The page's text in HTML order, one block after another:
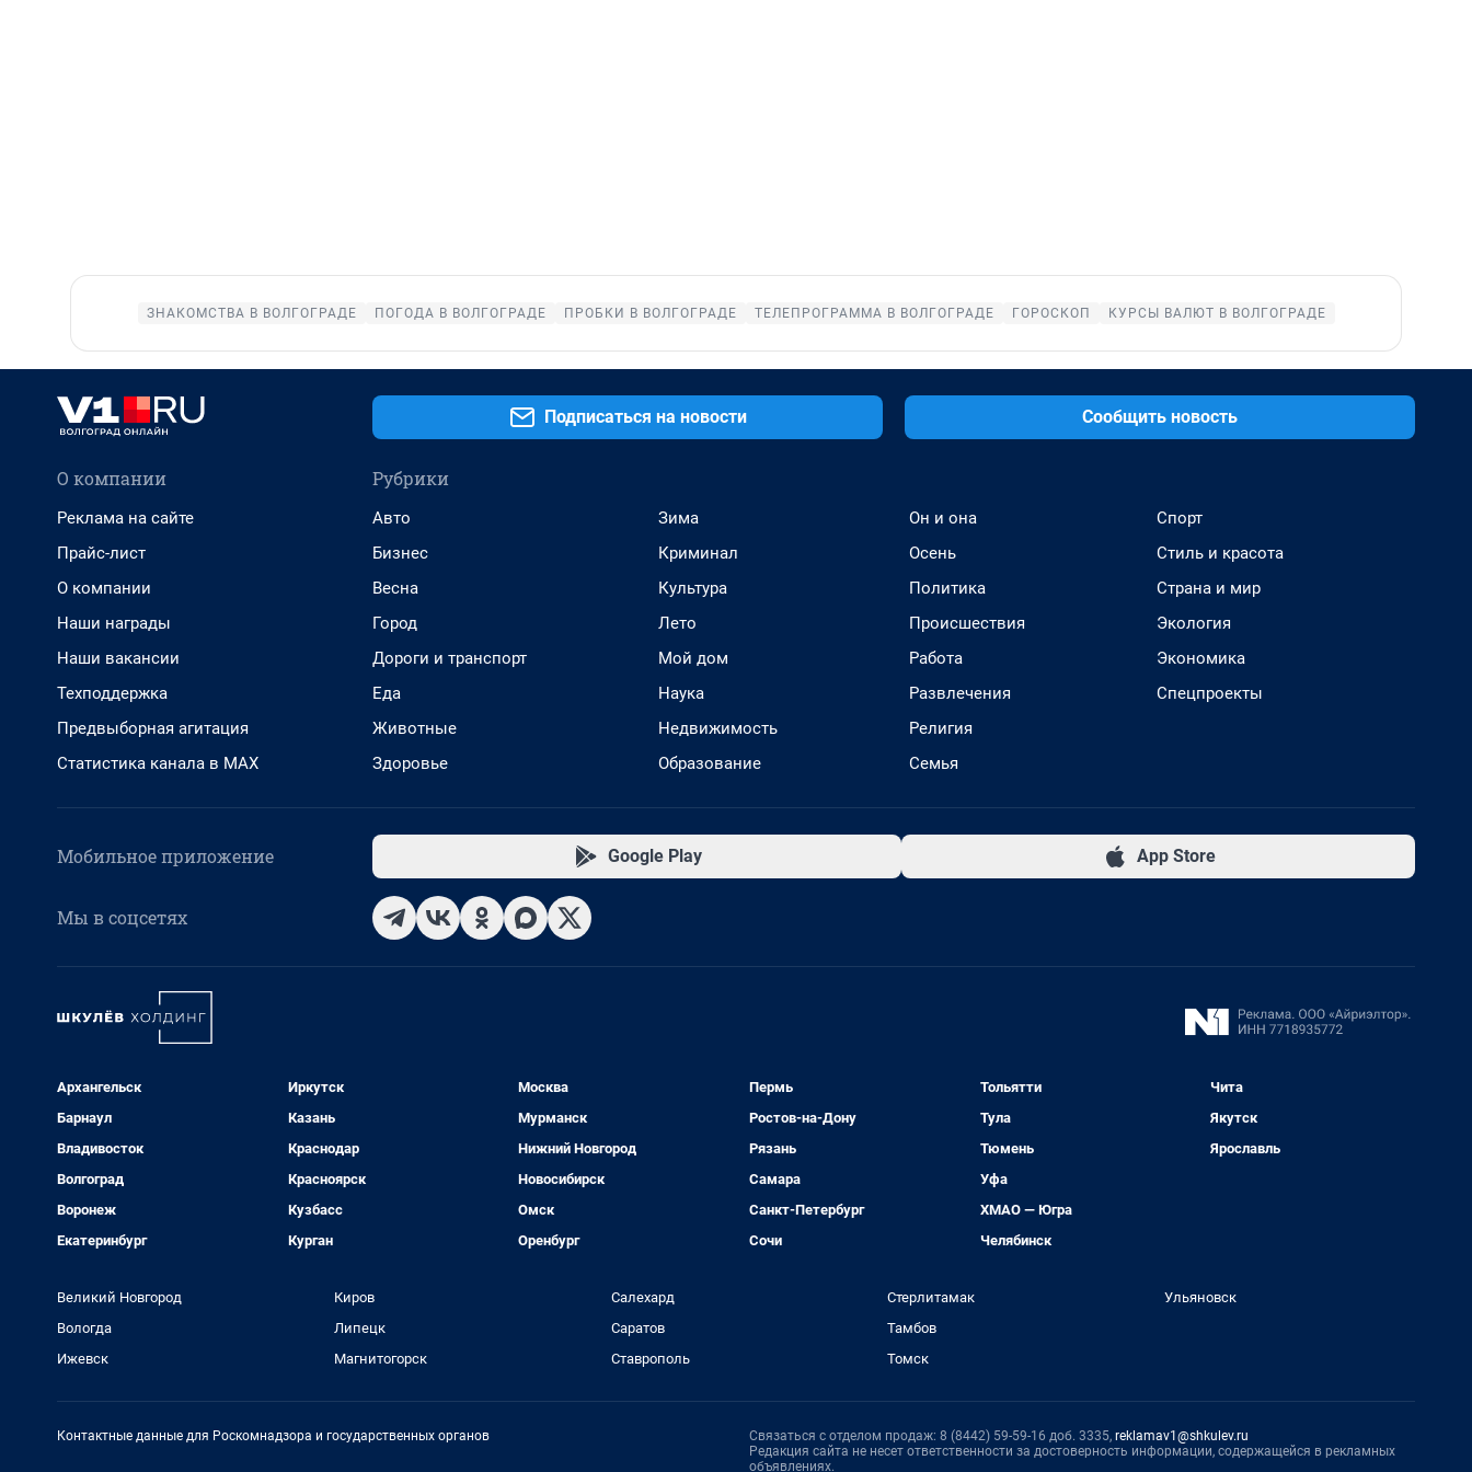
ЗНАКОМСТВА В ВОЛГОГРАДЕ ПОГОДА В ВОЛГОГРАДЕ ПРОБКИ В ВОЛГОГРАДЕ ТЕЛЕПРОГРАММА В ВОЛГОГРАДЕ ГОРОСКОП КУРСЫ ВАЛЮТ В ВОЛГОГРАДЕ
Подписаться на новости Сообщить новость
О компании
Реклама на сайте
Прайс-лист
О компании
Наши награды
Наши вакансии
Техподдержка
Предвыборная агитация
Статистика канала в MAX
Рубрики
Авто
Бизнес
Весна
Город
Дороги и транспорт
Еда
Животные
Здоровье
Зима
Криминал
Культура
Лето
Мой дом
Наука
Недвижимость
Образование
Он и она
Осень
Политика
Происшествия
Работа
Развлечения
Религия
Семья
Спорт
Стиль и красота
Страна и мир
Экология
Экономика
Спецпроекты
Мобильное приложение Google Play App Store
Мы в соцсетях
Архангельск
Барнаул
Владивосток
Волгоград
Воронеж
Екатеринбург
Иркутск
Казань
Краснодар
Красноярск
Кузбасс
Курган
Москва
Мурманск
Нижний Новгород
Новосибирск
Омск
Оренбург
Пермь
Ростов-на-Дону
Рязань
Самара
Санкт-Петербург
Сочи
Тольятти
Тула
Тюмень
Уфа
ХМАО — Югра
Челябинск
Чита
Якутск
Ярославль
Великий Новгород
Вологда
Ижевск
Киров
Липецк
Магнитогорск
Салехард
Саратов
Ставрополь
Стерлитамак
Тамбов
Томск
Ульяновск
Контактные данные для Роскомнадзора и государственных органов Связаться с отделом продаж: 8 (8442) 59-59-16 доб. 3335, reklamav1@shkulev.ru
Редакция сайта не несет ответственности за достоверность информации, содержащейся в рекламных
объявлениях.